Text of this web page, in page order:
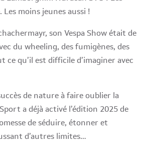
moins jeunes aussi !
son Vespa Show était de
du wheeling, des fumigènes, des
ce qu’il est difficile d’imaginer avec
de nature à faire oublier la
a déjà activé l’édition 2025 de
de séduire, étonner et
d’autres limites…